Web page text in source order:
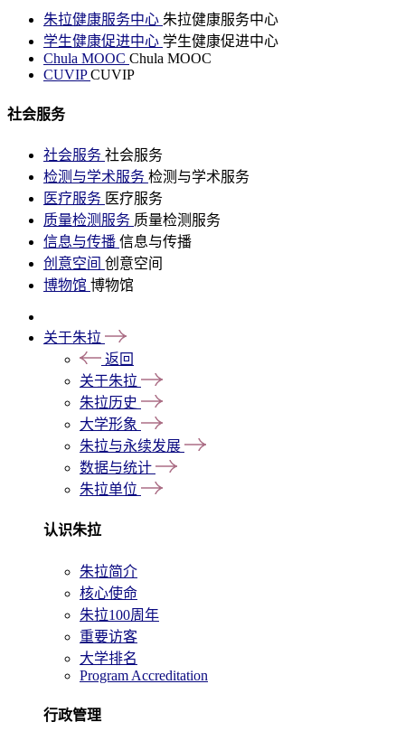
朱拉健康服务中心 朱拉健康服务中心
学生健康促进中心 学生健康促进中心
Chula MOOC Chula MOOC
CUVIPCUVIP
社会服务
社会服务 社会服务
检测与学术服务 检测与学术服务
医疗服务 医疗服务
质量检测服务 质量检测服务
信息与传播 信息与传播
创意空间 创意空间
博物馆 博物馆
关于朱拉
返回
关于朱拉
朱拉历史
大学形象
朱拉与永续发展
数据与统计
朱拉单位
认识朱拉
朱拉简介
核心使命
朱拉100周年
重要访客
大学排名
Program Accreditation
行政管理